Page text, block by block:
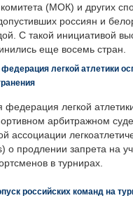
(МОК) и других
россиян и
С такой инициативой
еще восемь стран.
легкой атлетики
федерация легкой
арбитражном
ассоциации
о продлении запрета на
в турнирах.
российских команд на